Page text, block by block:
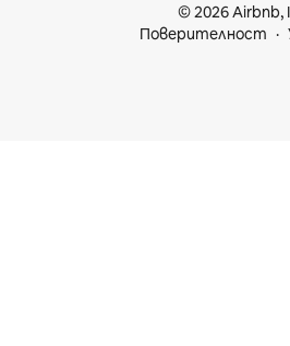
© 2026 Airbnb,
Поверителност